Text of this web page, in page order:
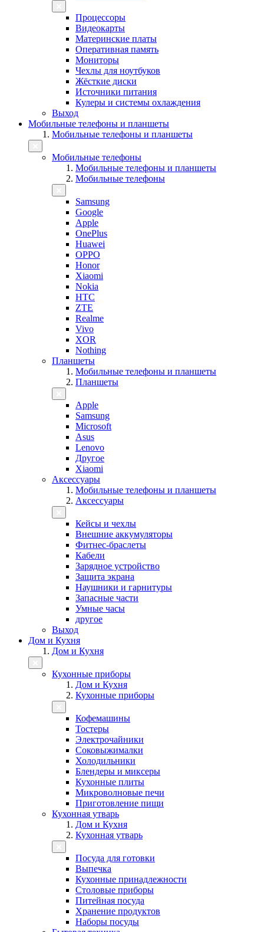
Процессоры
Видеокарты
Материнские платы
Оперативная память
Мониторы
Чехлы для ноутбуков
Жёсткие диски
Источники питания
Кулеры и системы охлаждения
Выход
Мобильные телефоны и планшеты
Мобильные телефоны и планшеты
Мобильные телефоны
Мобильные телефоны и планшеты
Мобильные телефоны
Samsung
Google
Apple
OnePlus
Huawei
OPPO
Honor
Xiaomi
Nokia
HTC
ZTE
Realme
Vivo
XOR
Nothing
Планшеты
Мобильные телефоны и планшеты
Планшеты
Apple
Samsung
Microsoft
Asus
Lenovo
Другое
Xiaomi
Аксессуары
Мобильные телефоны и планшеты
Аксессуары
Кейсы и чехлы
Внешние аккумуляторы
Фитнес-браслеты
Кабели
Зарядное устройство
Защита экрана
Наушники и гарнитуры
Запасные части
Умные часы
другое
Выход
Дом и Кухня
Дом и Кухня
Кухонные приборы
Дом и Кухня
Кухонные приборы
Кофемашины
Тостеры
Электрочайники
Соковыжималки
Холодильники
Блендеры и миксеры
Кухонные плиты
Микроволновые печи
Приготовление пищи
Кухонная утварь
Дом и Кухня
Кухонная утварь
Посуда для готовки
Выпечка
Кухонные принадлежности
Столовые приборы
Питейная посуда
Хранение продуктов
Наборы посуды